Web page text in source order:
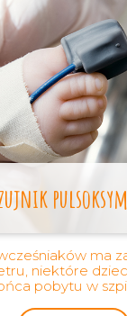
ma
niektóre
pobytu w